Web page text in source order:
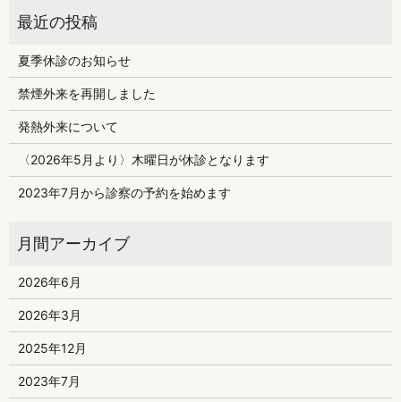
夏季休診のお知らせ
禁煙外来を再開しました
発熱外来について
〈2026年5月より〉木曜日が休診となります
2023年7月から診察の予約を始めます
2026年6月
2026年3月
2025年12月
2023年7月